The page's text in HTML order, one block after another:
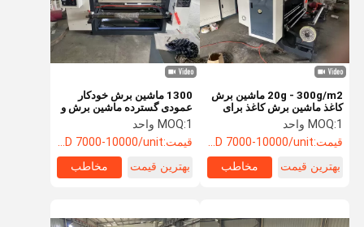
1300 ماشین برش خودکار
عمودی گسترده ماشین برش و
پیچ مجدد کاغذ برای پوشش
فیلم
MOQ:1 واحد
قیمت:USD 7000-10000/unit
بهترین قیمت
مخاطب
20g - 300g/m2 ماشین برش
کاغذ ماشین برش کاغذ برای
فیلم کاغذ
MOQ:1 واحد
قیمت:USD 7000-10000/unit
بهترین قیمت
مخاطب